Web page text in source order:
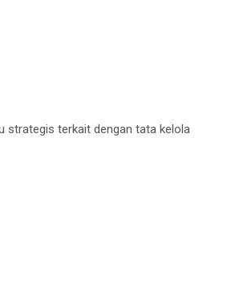
strategis terkait dengan tata kelola